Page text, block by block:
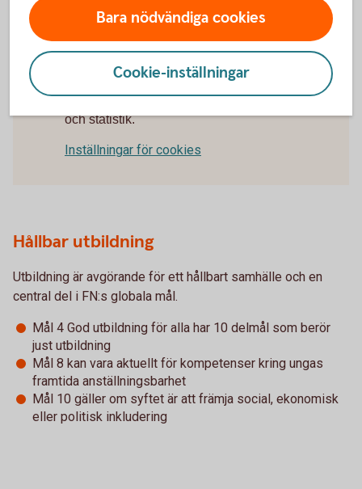
framtida arbetsliv
För att se detta innehåll behöver du först
och statistik.
Inställningar för cookies
Hållbar utbildning
Utbildning är avgörande för ett hållbart samhälle och en
central del i FN:s globala mål.
Mål 4 God utbildning för alla har 10 delmål som berör
just utbildning
Mål 8 kan vara aktuellt för kompetenser kring ungas
framtida anställningsbarhet
Mål 10 gäller om syftet är att främja social, ekonomisk
eller politisk inkludering
Bara nödvändiga cookies
Cookie-inställningar